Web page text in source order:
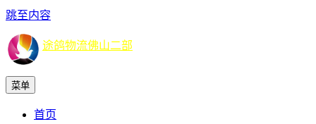
跳至内容
途鸽物流佛山二部
菜单
首页